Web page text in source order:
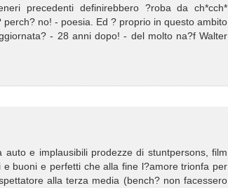
precedenti definirebbero ?roba da ch*cch*
no! - poesia. Ed ? proprio in questo ambito
- 28 anni dopo! - del molto na?f Walter
e implausibili prodezze di stuntpersons, film
buoni e perfetti che alla fine l?amore trionfa per
alla terza media (bench? non facessero